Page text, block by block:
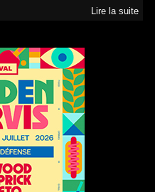
Lire la suite